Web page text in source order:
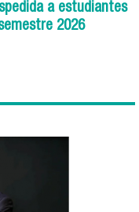
a estudiantes
2026